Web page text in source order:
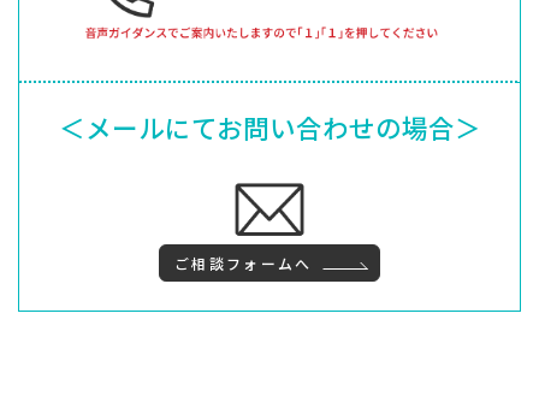
＜メールにてお問い合わせの場合＞
ご相談フォームへ